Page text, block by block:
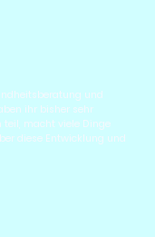
und
ihr bisher sehr
teil, macht viele Dinge
diese Entwicklung und